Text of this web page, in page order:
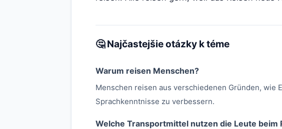
🤔 Najčastejšie otázky k téme
Warum reisen Menschen?
Menschen reisen aus verschiedenen Gründen, wie
Sprachkenntnisse zu verbessern.
Welche Transportmittel nutzen die Leute beim